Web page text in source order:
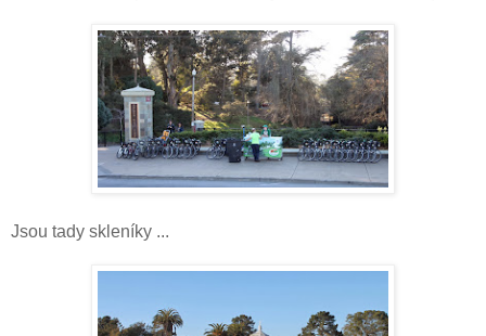
Jsou tady skleníky ...